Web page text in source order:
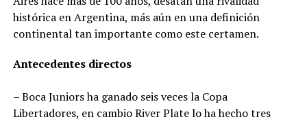
histórica en Argentina, más aún en una definición
continental tan importante como este certamen.
Antecedentes directos
– Boca Juniors ha ganado seis veces la Copa
Libertadores, en cambio River Plate lo ha hecho tres